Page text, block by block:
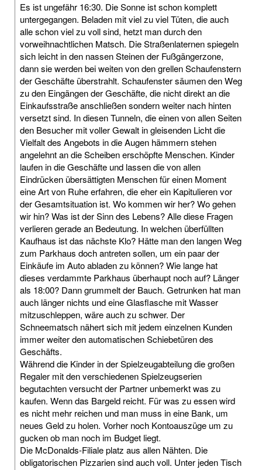
Es ist ungefähr 16:30. Die Sonne ist schon komplett
untergegangen. Beladen mit viel zu viel Tüten, die auch
alle schon viel zu voll sind, hetzt man durch den
vorweihnachtlichen Matsch. Die Straßenlaternen spiegeln
sich leicht in den nassen Steinen der Fußgängerzone,
dann sie werden bei weiten von den grellen Schaufenstern
der Geschäfte überstrahlt. Schaufenster säumen den Weg
zu den Eingängen der Geschäfte, die nicht direkt an die
Einkaufsstraße anschließen sondern weiter nach hinten
versetzt sind. In diesen Tunneln, die einen von allen Seiten
den Besucher mit voller Gewalt in gleisenden Licht die
Vielfalt des Angebots in die Augen hämmern stehen
angelehnt an die Scheiben erschöpfte Menschen. Kinder
laufen in die Geschäfte und lassen die von allen
Eindrücken übersättigten Menschen für einen Moment
eine Art von Ruhe erfahren, die eher ein Kapitulieren vor
der Gesamtsituation ist. Wo kommen wir her? Wo gehen
wir hin? Was ist der Sinn des Lebens? Alle diese Fragen
verlieren gerade an Bedeutung. In welchen überfüllten
Kaufhaus ist das nächste Klo? Hätte man den langen Weg
zum Parkhaus doch antreten sollen, um ein paar der
Einkäufe im Auto abladen zu können? Wie lange hat
dieses verdammte Parkhaus überhaupt noch auf? Länger
als 18:00? Dann grummelt der Bauch. Getrunken hat man
auch länger nichts und eine Glasflasche mit Wasser
mitzuschleppen, wäre auch zu schwer. Der
Schneematsch nähert sich mit jedem einzelnen Kunden
immer weiter den automatischen Schiebetüren des
Geschäfts.
Während die Kinder in der Spielzeugabteilung die großen
Regaler mit den verschiedenen Spielzeugserien
begutachten versucht der Partner unbemerkt was zu
kaufen. Wenn das Bargeld reicht. Für was zu essen wird
es nicht mehr reichen und man muss in eine Bank, um
neues Geld zu holen. Vorher noch Kontoauszüge um zu
gucken ob man noch im Budget liegt.
Die McDonalds-Filiale platz aus allen Nähten. Die
obligatorischen Pizzarien sind auch voll. Unter jeden Tisch